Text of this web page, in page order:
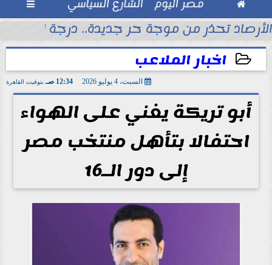
 مصر اليوم الشارع السياسي 
الأرصاد تحذر من موجة حر جديدة.. درجة الحرارة
اخبار الملاعب
السبت، 4 يوليو 2026 12:34 صـ بتوقيت القاهرة
أبو تريكة يغني على الهواء
احتفالا بتأهل منتخب مصر
إلى دور الـ16